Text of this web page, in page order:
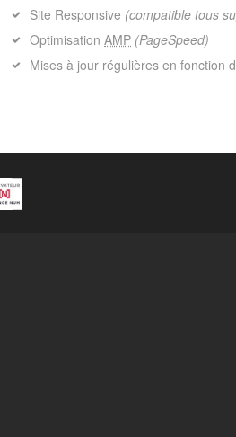
Site Responsive (compatible tous
Optimisation AMP (PageSpeed)
Mises à jour régulières en fonction